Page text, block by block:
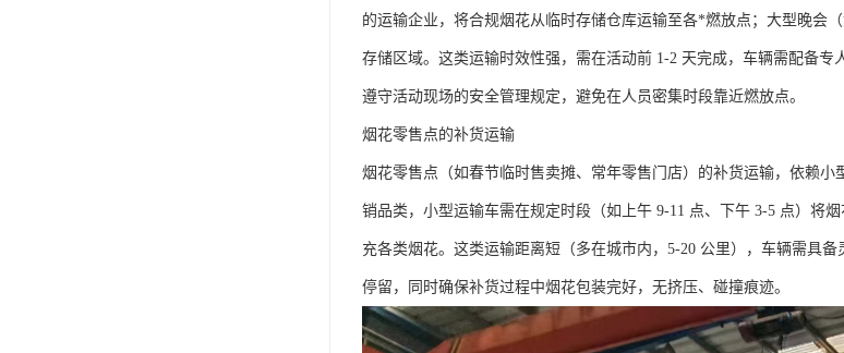
的运输企业，将合规烟花从临时存储仓库运输至各*燃放点；大型晚会
存储区域。这类运输时效性强，需在活动前 1-2 天完成，车辆需配备
遵守活动现场的安全管理规定，避免在人员密集时段靠近燃放点。​
烟花零售点的补货运输​
烟花零售点（如春节临时售卖摊、常年零售门店）的补货运输，依赖
销品类，小型运输车需在规定时段（如上午 9-11 点、下午 3-5 点）将
充各类烟花。这类运输距离短（多在城市内，5-20 公里），车辆需具
停留，同时确保补货过程中烟花包装完好，无挤压、碰撞痕迹。​